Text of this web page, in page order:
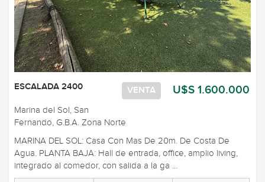
U$S 1.600.000
VENTA
ESCALADA 2400
Marina del Sol, San
Fernando, G.B.A. Zona Norte
MARINA DEL SOL: Casa Con Mas De 20m. De Costa De
Agua. PLANTA BAJA: Hall de entrada, office, amplio living,
integrado al comedor, con salida a la ga ...